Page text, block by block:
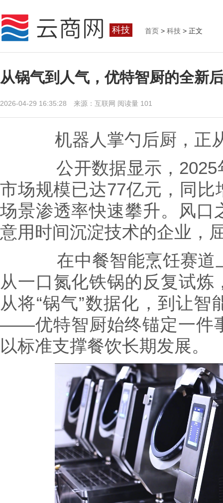
科技 首页 > 科技 > 正文
从锅气到人气，优特智厨的全新
2026-04-29 16:35:28 来源：互联网 阅读量 101
机器人掌勺后厨，正从
公开数据显示，2025年
市场规模已达77亿元，同
场景渗透率快速攀升。风口
意用时间沉淀技术的企业，
在中餐智能烹饪赛道上
从一口氮化铁锅的反复试
从将“锅气”数据化，到让
——优特智厨始终锚定一件
以标准支撑餐饮长期发展。